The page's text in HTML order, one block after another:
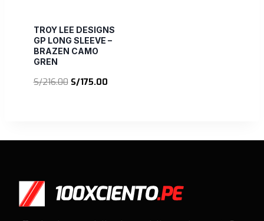
TROY LEE DESIGNS
GP LONG SLEEVE –
BRAZEN CAMO
GREN
S/216.00 El
S/175.00El